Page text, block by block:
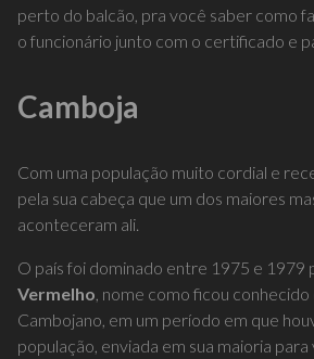
perto do balcão, pra você saber como
o funcionário junto com o certificado e
Camboja
Com uma população muito cordial e
pela sua cabeça que um dos maiores
aconteceram ali.
O país foi dominado entre 1975 e 1979
Vermelho , nome como ficou
Cambojano, em um período em que
população, enviada em sua maioria